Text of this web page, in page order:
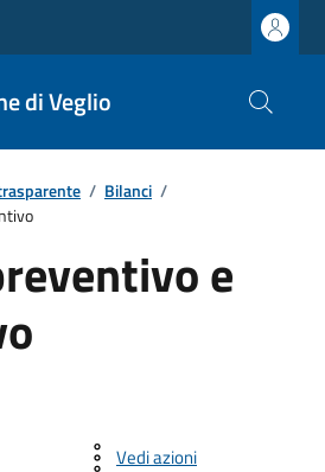
di Veglio
/ Bilanci /
e
Vedi azioni